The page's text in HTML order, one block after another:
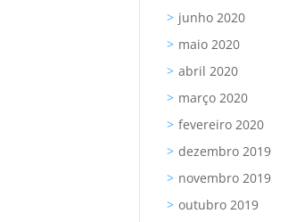
junho 2020
maio 2020
abril 2020
março 2020
fevereiro 2020
dezembro 2019
novembro 2019
outubro 2019